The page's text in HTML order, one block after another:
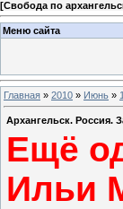
[Свобода по
Меню сайта
Главная » 2010 » Июнь »
Архангельск. Россия.
Ещё
Ильи